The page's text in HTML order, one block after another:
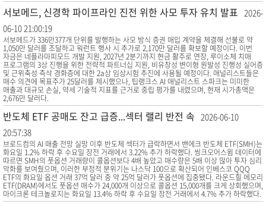
서보메드, 신경학 파이프라인 진전 위한 사모 투자 유치 발표 2026-
06-10 21:00:19
서보메드가 336만377개 단위를 발행하는 사모 방식 증권 매입 계약을 체결해 선불로 약
1,050만 달러를 조달하고 워런트 행사 시 추가로 2,170만 달러를 확보할 예정이다. 이번
자금은 네플라마피모드 개발 지원, 2027년 2분기까지 현금 활주로 연장, 루이소체 치매
프로그램의 3상 진행을 위한 전략적 파트너십 지원, 비유창성 변이형 원발성 진행성 실어증
및 근위축성 측삭 경화증에 대한 2a상 임상시험 추진에 사용될 예정이다. 애널리스트들은
매수 의견에 목표주가 25달러를 제시했으나, 팁랭크스 AI 애널리스트 스파크는 미미한
매출과 대규모 손실, 약세 기술적 지표를 근거로 중립 평가를 내렸으며, 현재 시가총액은
2,676만 달러다.
반도체 ETF 공매도 잔고 급증...섹터 랠리 반전 속 2026-06-10
20:57:38
브로드컴의 AI 매출 전망 실망 이후 반도체 섹터가 급락하면서 밴에크 반도체 ETF(SMH)는
화요일 1.2% 하락 후 수요일 장전 거래에서 3.22% 추가 하락했다. 씽크오어스윔 데이터에
따르면 SMH의 풋옵션 거래량이 콜옵션보다 4배 높았고 매수량은 5배 이상 많아 투자 심리
악화를 보여줬으며, 이러한 부정적 분위기는 나스닥 100으로 확산되어 인베스코 QQQ
ETF의 화요일 옵션 거래 37억 달러 중 약 25억 달러가 풋옵션에 집중됐다. 라운드힐 메모리
ETF(DRAM)에서도 풋옵션 매수가 24,000개 이상으로 콜옵션 15,000개를 크게 상회했으며,
마이크론 테크놀로지는 화요일 13.4% 하락 후 수요일 장전 거래에서 4.7% 추가 하락했다.